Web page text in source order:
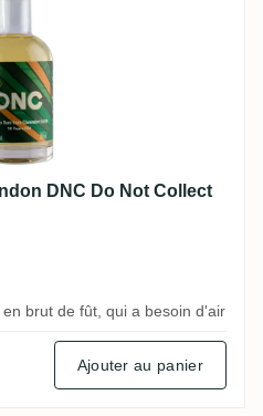
DNC Do Not Collect
brut de fût, qui a besoin d'air
Ajouter au panier